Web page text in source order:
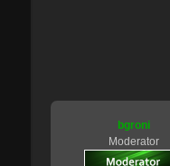
bgroni
Moderator